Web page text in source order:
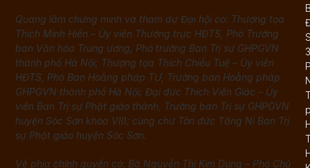
Quang lâm chứng minh và tham dự Đại hội có: Thượng tọa
Thích Minh Hiền – Ủy viên Thường trực HĐTS, Phó Trưởng
ban Văn hóa Trung ương, Phó trưởng Ban Trị sự GHPGVN
thành phố Hà Nội; Thượng tọa Thích Chiếu Tuệ – Ủy viên
HĐTS, Phó Ban Hoằng pháp TƯ, Trưởng ban Hoằng pháp
GHPGVN thành phố Hà Nội; Đại đức Thích Viên Giác – Ủy
viên Ban Trị sự Phật giáo thành, Trưởng ban Trị sự GHPGVN
huyện Sóc Sơn khóa VIII; cùng chư Tôn đức Tăng Ni Ban Trị
sự Phật giáo huyện Sóc Sơn.
Về phía chính quyền có: Bà Nguyễn Thị Kim Dung – Phó Chủ
3